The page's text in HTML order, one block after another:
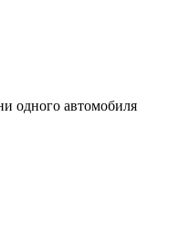
одного автомобиля